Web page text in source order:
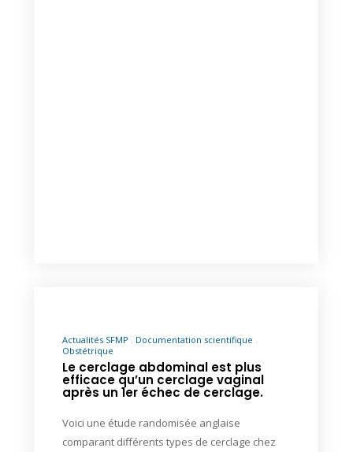
Actualités SFMP
Documentation scientifique
Obstétrique
Le cerclage abdominal est plus
efficace qu’un cerclage vaginal
après un 1er échec de cerclage.
Voici une étude randomisée anglaise
comparant différents types de cerclage chez